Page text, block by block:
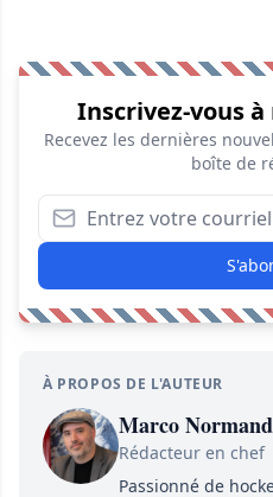
Inscrivez-vous
Recevez les dernières
boîte de
À PROPOS DE L'AUTEUR
Marco
Rédacteur en chef
Passionné de